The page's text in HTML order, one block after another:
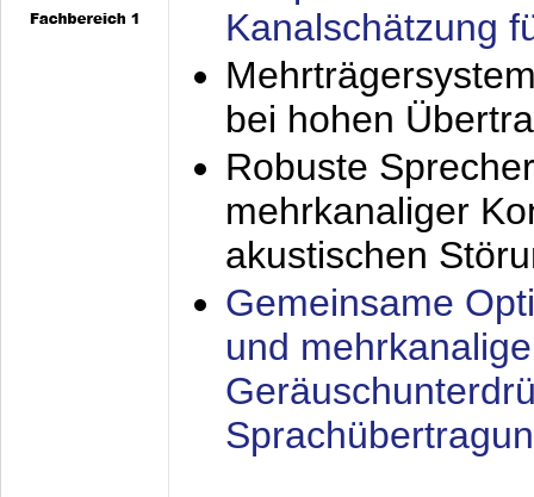
Kanalschätzung
bei hohen
Robuste
mehrkanaliger
akustischen
Gemeinsame
und